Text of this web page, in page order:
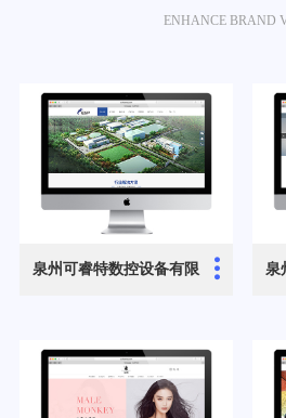
ENHANCE BRAND
泉州可睿特数控设备有限 ... 泉